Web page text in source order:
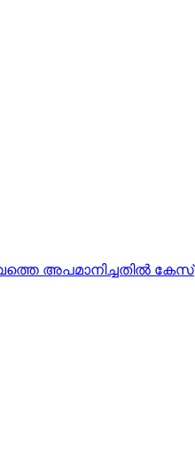
അപമാനിച്ചതില്‍ കേസ്